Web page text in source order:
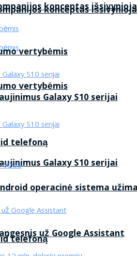
konceptas
vertybėmis
Galaxy S10 serijai
telefoną
konceptas
vertybėmis
Galaxy S10 serijai
telefoną
operacinė sistema
už Google Assistant